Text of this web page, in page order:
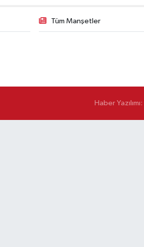
Tüm Manşetler
Haber Yazılımı: